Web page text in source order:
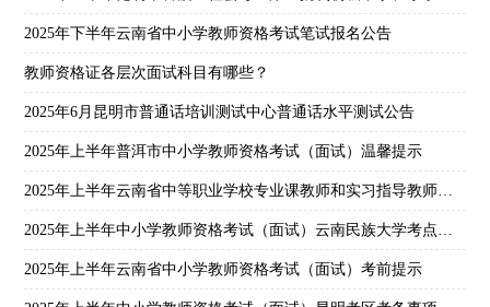
2025年下半年云南省中小学教师资格考试笔试报名公告
教师资格证各层次面试科目有哪些？
2025年6月昆明市普通话培训测试中心普通话水平测试公告
2025年上半年普洱市中小学教师资格考试（面试）温馨提示
2025年上半年云南省中小学教师资格考试（面试）考前提示